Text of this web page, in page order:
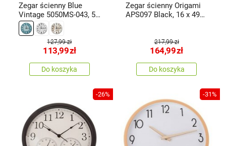
Zegar ścienny Blue
Vintage 5050MS-043, 50
cm
127,99 zł
113,99zł
Do koszyka
Zegar ścienny Origami
APS097 Black, 16 x 49
217,99 zł
164,99zł
Do koszyka
-26% -31%